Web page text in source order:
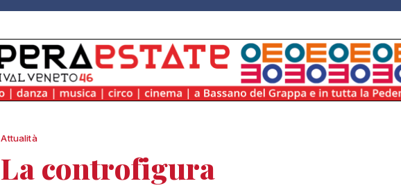
Attualità
La controfigura